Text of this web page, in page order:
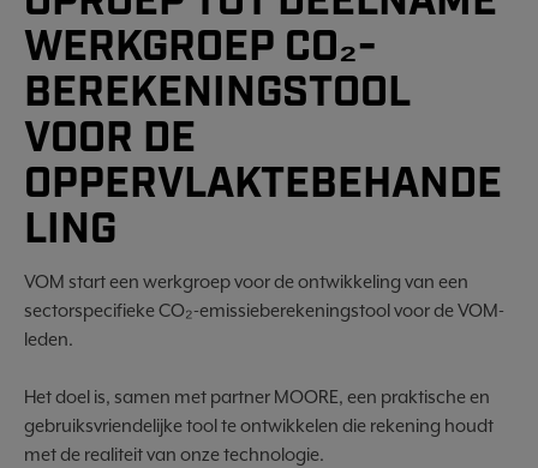
WERKGROEP CO₂-
BEREKENINGSTOOL
VOOR DE
OPPERVLAKTEBEHANDE
LING
VOM start een werkgroep voor de ontwikkeling van een
sectorspecifieke CO₂-emissieberekeningstool voor de VOM-
leden.
Het doel is, samen met partner MOORE, een praktische en
gebruiksvriendelijke tool te ontwikkelen die rekening houdt
met de realiteit van onze technologie.